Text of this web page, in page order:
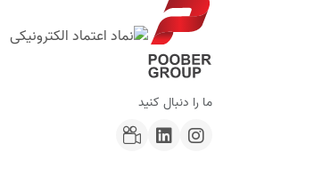
ما را دنبال کنید